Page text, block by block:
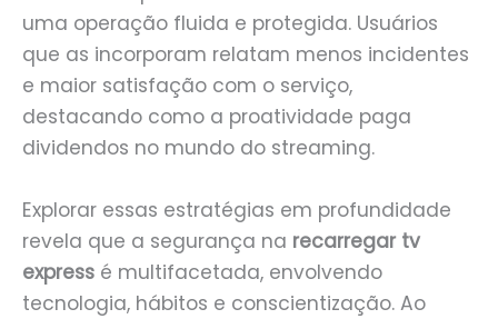
uma operação fluida e protegida. Usuários
que as incorporam relatam menos incidentes
e maior satisfação com o serviço,
destacando como a proatividade paga
dividendos no mundo do streaming.
Explorar essas estratégias em profundidade
revela que a segurança na recarregar tv
express é multifacetada, envolvendo
tecnologia, hábitos e conscientização. Ao